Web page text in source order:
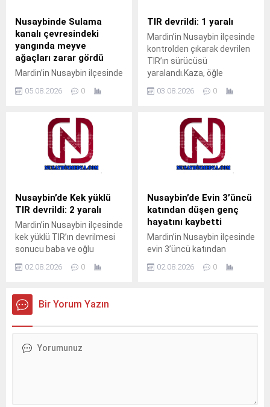
üzerinden randevu alarak
muayene olabilecek. Tap
Simulator Codes
çocuk, pencerenin demir
korkulukları arasına kafasını
sokunca sıkışarak mahsur
kaldı. Çocuğun ağlama
sesini duyan yakınları
yardıma koştu. Durumu fark
eden aile üyeleri, aynı evde...
Nusaybinde Sulama
kanalı çevresindeki
yangında meyve
ağaçları zarar gördü
Mardin’in Nusaybin ilçesinde
çıkan kuru ot yangınında
gördü. Yangın, sabah
saatlerinde Nusaybin
ilçesine bağlı kırsal
Bahçebaşı Mahallesi’nde
sulama kanalı çevresinde
nedenle başlayan kuru ot
yangını, rüzgarın etkisiyle
çevredeki meyve ağaçlarına
sıçradı. İhbar üzerine
bölgeye sevk edilen itfaiye
ekipleri, yangını çevreye
yayılmadan...
05.08.2026 0
TIR devrildi: 1 yaralı
Mardin’in Nusaybin ilçesinde
kontrolden çıkarak devrilen
TIR’ın sürücüsü
yaralandı.Kaza, öğle
ilçesine bağlı kırsal Girmeli
uluslararası İpekyolu’nda
meydana
geldi.Sürücüsünün kimliği
ve taşıdığı yük henüz
öğrenilemeyen 33 BED 762
Cizre istikametine seyir
halindeyken kontrolden
çıkarak orta refüjdeki demir
bariyerlere çarpıp
devrildi.Kazada araç içinde
mahsur kalan...
03.08.2026 0
Nusaybin’de Kek yüklü
TIR devrildi: 2 yaralı
Mardin’in Nusaybin ilçesinde
kek yüklü TIR’ın devrilmesi
sonucu baba ve oğlu
saatlerinde Nusaybin
Mahallesi mevkisindeki
uluslararası İpekyolu’nda
plakalı kek yüklü TIR,
02.08.2026 0
Nusaybin’de Evin 3’üncü
katından düşen genç
hayatını kaybetti
Mardin’in Nusaybin ilçesinde
evin 3’üncü katından
yaşındaki genç yaşamını
02.08.2026 0
Bir Yorum Yazın